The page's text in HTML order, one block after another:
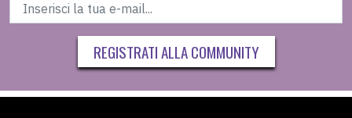
REGISTRATI ALLA COMMUNITY